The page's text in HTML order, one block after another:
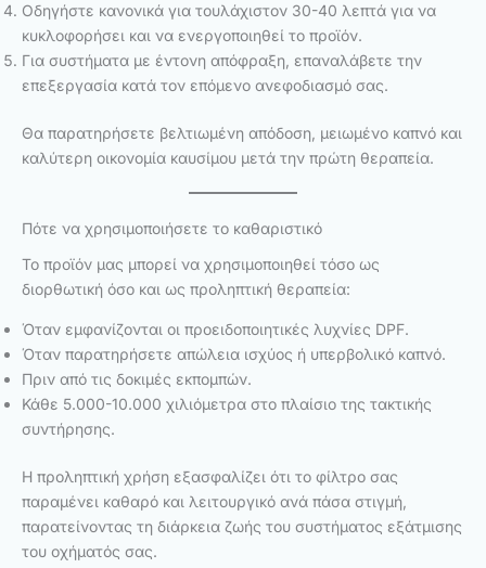
Οδηγήστε κανονικά για τουλάχιστον 30-40 λεπτά για να
κυκλοφορήσει και να ενεργοποιηθεί το προϊόν.
Για συστήματα με έντονη απόφραξη, επαναλάβετε την
επεξεργασία κατά τον επόμενο ανεφοδιασμό σας.
Θα παρατηρήσετε βελτιωμένη απόδοση, μειωμένο καπνό και
καλύτερη οικονομία καυσίμου μετά την πρώτη θεραπεία.
Πότε να χρησιμοποιήσετε το καθαριστικό
Το προϊόν μας μπορεί να χρησιμοποιηθεί τόσο ως
διορθωτική όσο και ως προληπτική θεραπεία:
Όταν εμφανίζονται οι προειδοποιητικές λυχνίες DPF.
Όταν παρατηρήσετε απώλεια ισχύος ή υπερβολικό καπνό.
Πριν από τις δοκιμές εκπομπών.
Κάθε 5.000-10.000 χιλιόμετρα στο πλαίσιο της τακτικής
συντήρησης.
Η προληπτική χρήση εξασφαλίζει ότι το φίλτρο σας
παραμένει καθαρό και λειτουργικό ανά πάσα στιγμή,
παρατείνοντας τη διάρκεια ζωής του συστήματος εξάτμισης
του οχήματός σας.